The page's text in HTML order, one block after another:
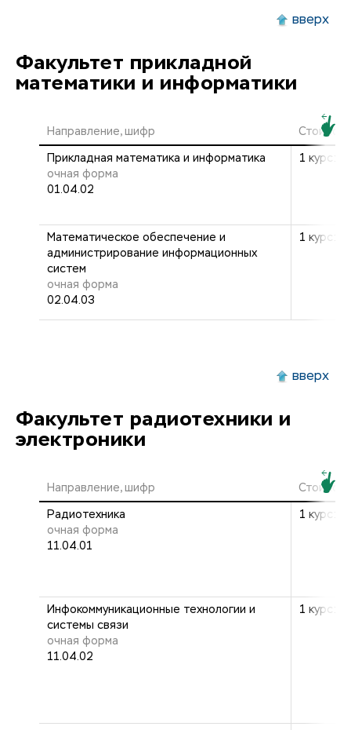
вверх
Факультет прикладной
математики и информатики
Направление, шифр
Прикладная математика и информатика
очная форма
01.04.02
1 курс:
Математическое обеспечение и
администрирование информационных
систем
очная форма
02.04.03
1 курс:
вверх
Факультет радиотехники и
электроники
Направление, шифр
Радиотехника
очная форма
11.04.01
1 курс:
Инфокоммуникационные технологии и
системы связи
очная форма
11.04.02
1 курс: